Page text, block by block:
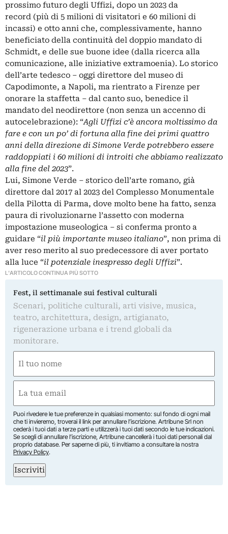
prossimo futuro degli Uffizi, dopo un 2023 da
record (più di 5 milioni di visitatori e 60 milioni di
incassi) e otto anni che, complessivamente, hanno
beneficiato della continuità del doppio mandato di
Schmidt, e delle sue buone idee (dalla ricerca alla
comunicazione, alle iniziative extramoenia). Lo storico
dell’arte tedesco – oggi direttore del museo di
Capodimonte, a Napoli, ma rientrato a Firenze per
onorare la staffetta – dal canto suo, benedice il
mandato del neodirettore (non senza un accenno di
autocelebrazione): “Agli Uffizi c’è ancora moltissimo da
fare e con un po’ di fortuna alla fine dei primi quattro
anni della direzione di Simone Verde potrebbero essere
raddoppiati i 60 milioni di introiti che abbiamo realizzato
alla fine del 2023”.
Lui, Simone Verde – storico dell’arte romano, già
direttore dal 2017 al 2023 del Complesso Monumentale
della Pilotta di Parma, dove molto bene ha fatto, senza
paura di rivoluzionarne l’assetto con moderna
impostazione museologica – si conferma pronto a
guidare “il più importante museo italiano”, non prima di
aver reso merito al suo predecessore di aver portato
alla luce “il potenziale inespresso degli Uffizi”.
L'ARTICOLO CONTINUA PIÙ SOTTO
Fest, il settimanale sui festival culturali
Scenari, politiche culturali, arti visive, musica,
teatro, architettura, design, artigianato,
rigenerazione urbana e i trend globali da
monitorare.
(Required)
First
(Required)
Puoi rivedere le tue preferenze in qualsiasi momento: sul fondo di ogni mail
che ti invieremo, troverai il link per annullare l’iscrizione. Artribune Srl non
cederà i tuoi dati a terze parti e utilizzerà i tuoi dati secondo le tue indicazioni.
Se scegli di annullare l’iscrizione, Artribune cancellerà i tuoi dati personali dal
proprio database. Per saperne di più, ti invitiamo a consultare la nostra
Privacy Policy.
Iscriviti